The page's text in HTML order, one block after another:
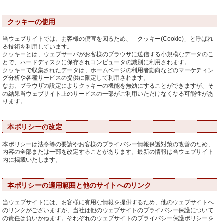
クッキーの使用
当ウェブサイトでは、お客様の便宜を図るため、「クッキー(Cookie)」と呼ばれ
る技術を利用しています。
クッキーとは、ウェブサーバがお客様のブラウザに送信する小規模なデータのこ
とで、ハードディスクに保存されコンピュータの識別に利用されます。
クッキーで収集されたデータは、ホームページの利用者動向などのマーケティン
グ分析や各種サービスの提供に限定して利用されます。
なお、ブラウザの設定によりクッキーの機能を無効にすることができますが、そ
の結果当ウェブサイト上のサービスの一部がご利用いただけなくなる可能性があ
ります。
本ポリシーの改定
本ポリシーは法令等の要請やお客様のプライバシー情報保護対策の改善のため、
内容の全部または一部を改定することがあります。最新の情報は当ウェブサイト
内に掲載いたします。
本ポリシーの適用範囲と他のサイトへのリンク
当ウェブサイトには、お客様に有用な情報を提供するため、他のウェブサイトへ
のリンクがございますが、当社は他のウェブサイトのプライバシー保護について
の責任は負いかねます。それぞれのウェブサイトのプライバシー保護ポリシーを